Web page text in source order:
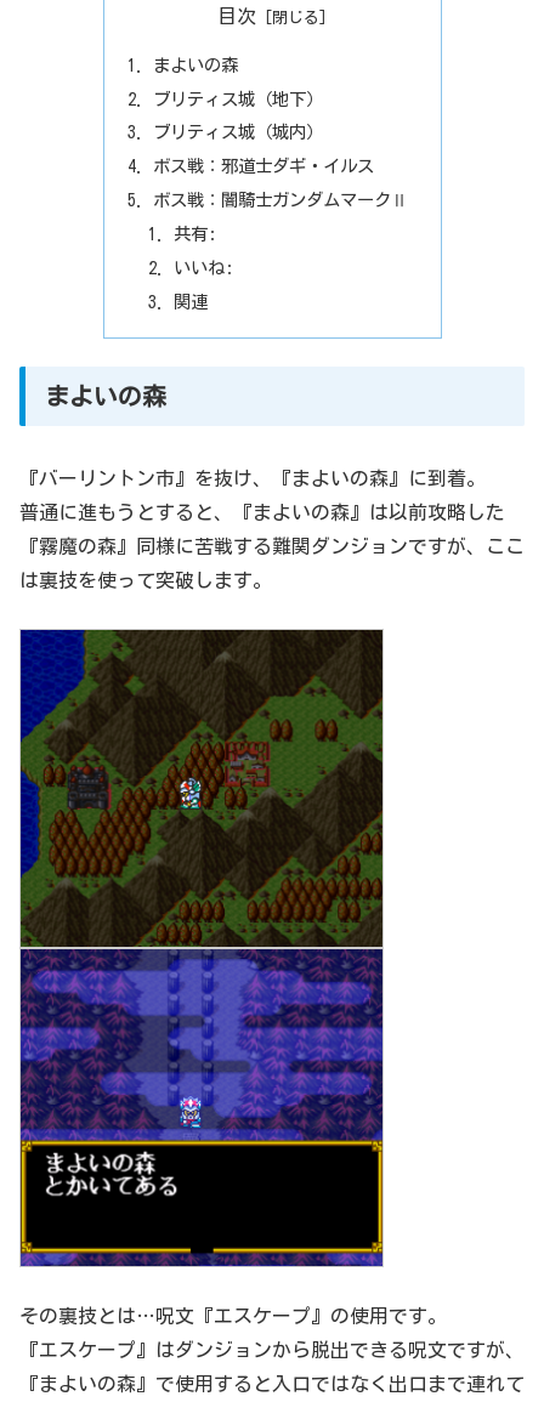
目次
まよいの森
ブリティス城（地下）
ブリティス城（城内）
ボス戦：邪道士ダギ・イルス
ボス戦：闇騎士ガンダムマークⅡ
共有:
いいね:
関連
まよいの森
『バーリントン市』を抜け、『まよいの森』に到着。
普通に進もうとすると、『まよいの森』は以前攻略した
『霧魔の森』同様に苦戦する難関ダンジョンですが、ここ
は裏技を使って突破します。
その裏技とは…呪文『エスケープ』の使用です。
『エスケープ』はダンジョンから脱出できる呪文ですが、
『まよいの森』で使用すると入口ではなく出口まで連れて